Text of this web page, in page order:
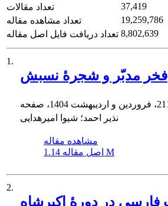
تعداد مقالات
37,419
تعداد مشاهده مقاله
19,259,786
تعداد دریافت فایل اصل مقاله 8,802,639
1.
فخر مدبّر و شجرۀ نسبش
نذیر احمد؛ شیوا امیرهدایی
مشاهده مقاله
اصل مقاله 1.14 M
2.